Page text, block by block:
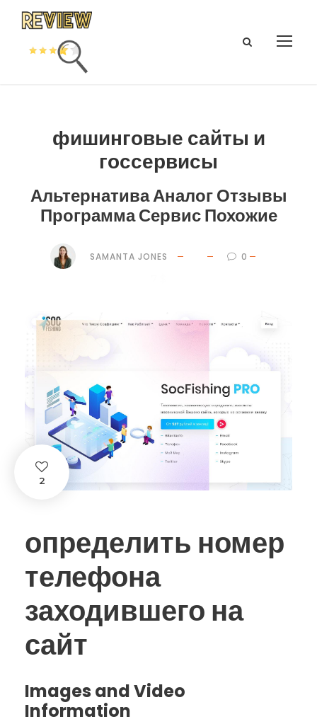
фишинговые сайты и
госсервисы
Альтернатива Аналог Отзывы
Программа Сервис Похожие
SAMANTA JONES 0
2
определить номер
телефона
заходившего на
сайт
Images and Video
Information